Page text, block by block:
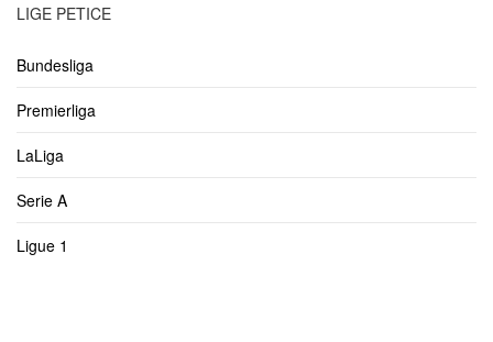
LIGE PETICE
Bundesliga
Premierliga
LaLiga
Serie A
Ligue 1